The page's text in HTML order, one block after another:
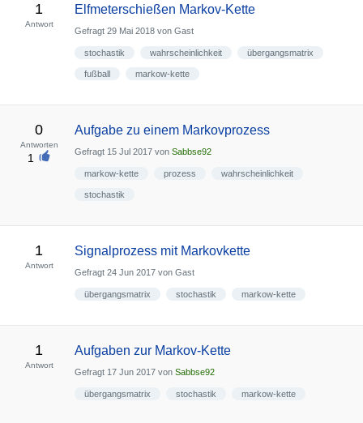
1
Antwort
Elfmeterschießen Markov-Kette
Gefragt 29 Mai 2018 von Gast
stochastik wahrscheinlichkeit übergangsmatrix
fußball markow-kette
0
Antworten
1
Aufgabe zu einem Markovprozess
Gefragt 15 Jul 2017 von Sabbse92
markow-kette prozess wahrscheinlichkeit
stochastik
1
Antwort
Signalprozess mit Markovkette
Gefragt 24 Jun 2017 von Gast
übergangsmatrix stochastik markow-kette
1
Antwort
Aufgaben zur Markov-Kette
Gefragt 17 Jun 2017 von Sabbse92
übergangsmatrix stochastik markow-kette